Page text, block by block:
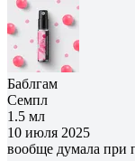
Баблгам
Семпл
1.5 мл
10 июля 2025
вообще думала при